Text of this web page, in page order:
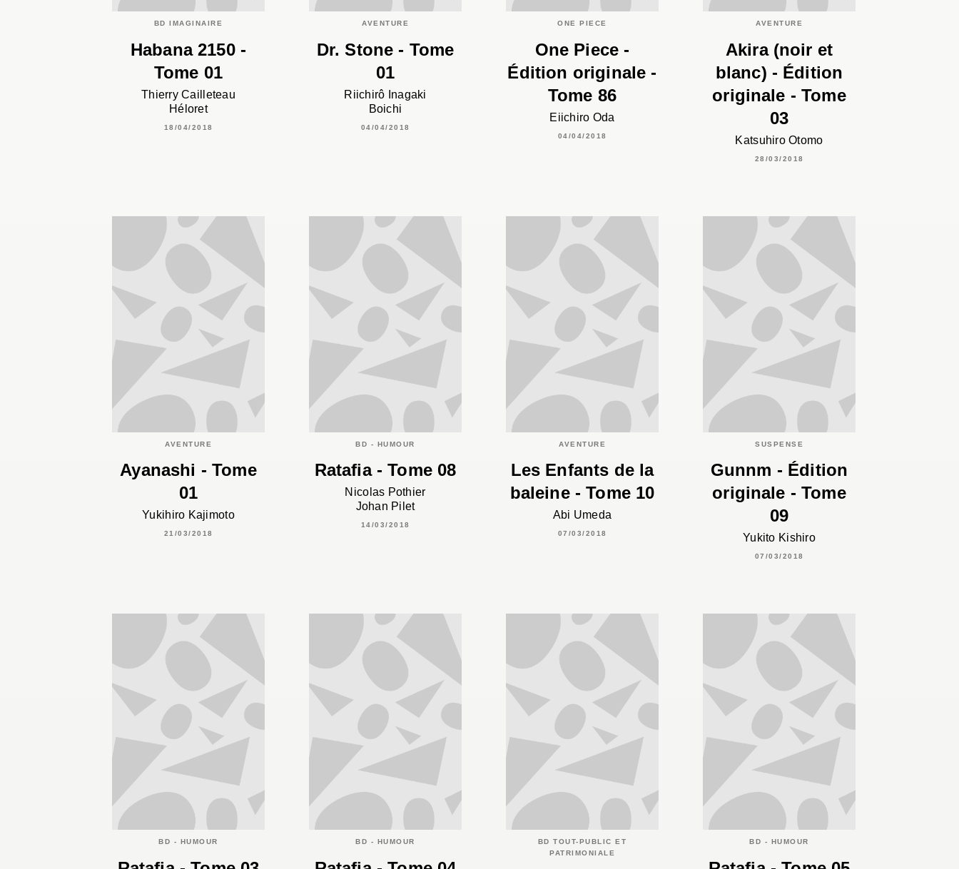
BD IMAGINAIRE
Habana 2150 -
Tome 01
Thierry Cailleteau
Héloret
18/04/2018
AVENTURE
Dr. Stone - Tome
01
Riichirô Inagaki
Boichi
04/04/2018
ONE PIECE
One Piece -
Édition originale -
Tome 86
Eiichiro Oda
04/04/2018
AVENTURE
Akira (noir et
blanc) - Édition
originale - Tome
03
Katsuhiro Otomo
28/03/2018
AVENTURE
Ayanashi - Tome
01
Yukihiro Kajimoto
21/03/2018
BD - HUMOUR
Ratafia - Tome 08
Nicolas Pothier
Johan Pilet
14/03/2018
AVENTURE
Les Enfants de la
baleine - Tome 10
Abi Umeda
07/03/2018
SUSPENSE
Gunnm - Édition
originale - Tome
09
Yukito Kishiro
07/03/2018
BD - HUMOUR BD - HUMOUR
BD TOUT-PUBLIC ET
PATRIMONIALE
BD - HUMOUR